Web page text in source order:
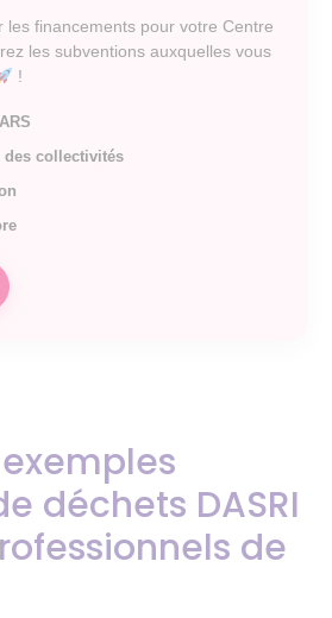
les financements pour votre Centre
les subventions auxquelles vous
!
des collectivités
déchets DASRI
de